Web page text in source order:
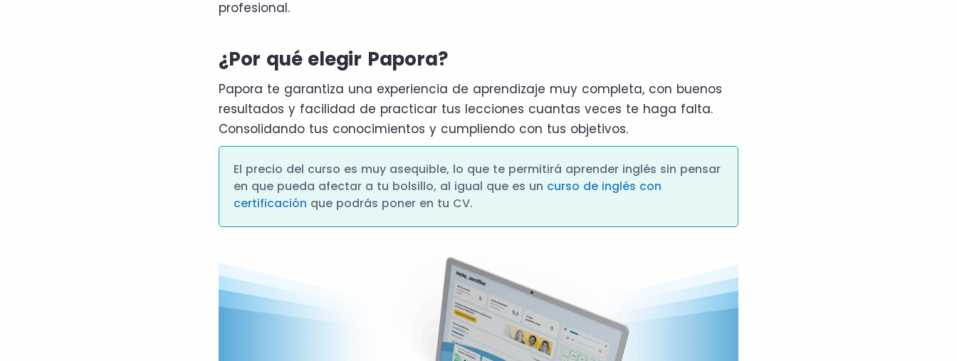
profesional.
¿Por qué elegir Papora?
Papora te garantiza una experiencia de aprendizaje muy completa, con buenos
resultados y facilidad de practicar tus lecciones cuantas veces te haga falta.
Consolidando tus conocimientos y cumpliendo con tus objetivos.
El precio del curso es muy asequible, lo que te permitirá aprender inglés sin pensar
en que pueda afectar a tu bolsillo, al igual que es un curso de inglés con
certificación que podrás poner en tu CV.